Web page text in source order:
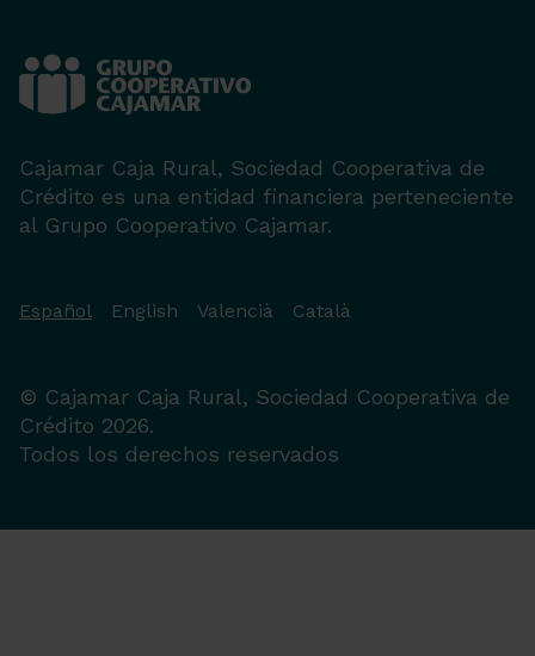
Cajamar Caja Rural, Sociedad Cooperativa de
Crédito es una entidad financiera perteneciente
al Grupo Cooperativo Cajamar.
Español English Valencià Català
© Cajamar Caja Rural, Sociedad Cooperativa de
Crédito 2026.
Todos los derechos reservados